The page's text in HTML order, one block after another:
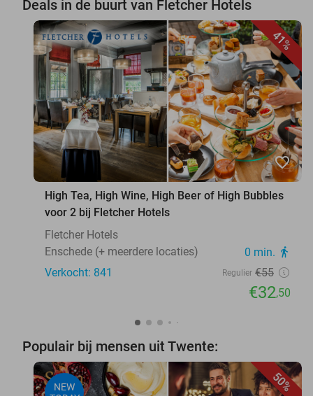
Deals in de buurt van Fletcher Hotels
41%
favorite_border
High Tea, High Wine, High Beer of High Bubbles
voor 2 bij Fletcher Hotels
Fletcher Hotels
Enschede (+ meerdere locaties)
0 min. directions_walk
Verkocht: 841 Regulier €55
€32,50
Populair bij mensen uit Twente:
50%
NEW